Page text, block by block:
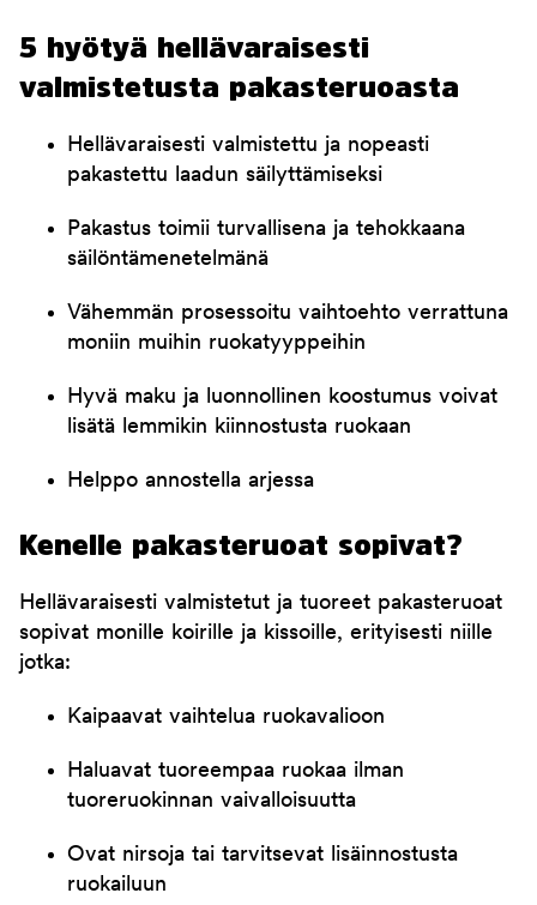
5 hyötyä hellävaraisesti
valmistetusta pakasteruoasta
Hellävaraisesti valmistettu ja nopeasti
pakastettu laadun säilyttämiseksi
Pakastus toimii turvallisena ja tehokkaana
säilöntämenetelmänä
Vähemmän prosessoitu vaihtoehto verrattuna
moniin muihin ruokatyyppeihin
Hyvä maku ja luonnollinen koostumus voivat
lisätä lemmikin kiinnostusta ruokaan
Helppo annostella arjessa
Kenelle pakasteruoat sopivat?
Hellävaraisesti valmistetut ja tuoreet pakasteruoat
sopivat monille koirille ja kissoille, erityisesti niille
jotka:
Kaipaavat vaihtelua ruokavalioon
Haluavat tuoreempaa ruokaa ilman
tuoreruokinnan vaivalloisuutta
Ovat nirsoja tai tarvitsevat lisäinnostusta
ruokailuun